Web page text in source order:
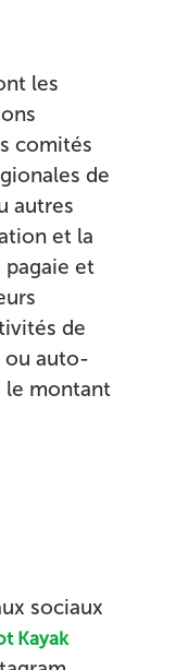
les
comités
de
autres
et la
et
de
ou auto-
le montant
sociaux
Kayak